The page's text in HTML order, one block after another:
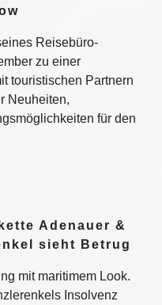
Reisebüro-
zu einer
touristischen Partnern
Neuheiten,
für den
Adenauer &
sieht Betrug
mit maritimem Look.
Insolvenz